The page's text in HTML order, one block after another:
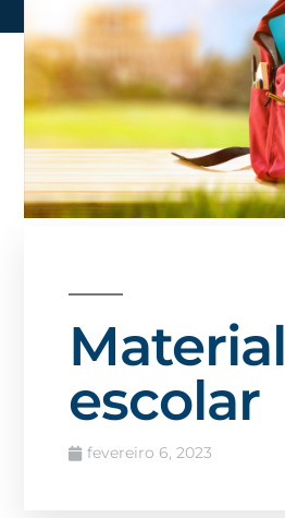
Material
escolar
fevereiro 6, 2023